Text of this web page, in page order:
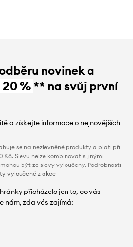
novinek a
20 %** na svůj první
a získejte informace o nejnovějších
se na nezlevněné produkty a platí při
Kč. Slevu nelze kombinovat s jinými
být ze slevy vyloučeny. Podrobnosti
vyloučené z akce
přicházelo jen to, co vás
nám, zda vás zajímá: